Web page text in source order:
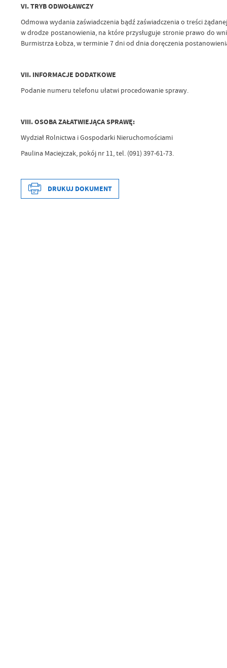
VI.TRYB ODWOŁAWCZY
Odmowa wydania zaświadczenia bądź zaświadczenia o treści
w drodze postanowienia, na które przysługuje stronie prawo do
Burmistrza Łobza, w terminie 7 dni od dnia doręczenia
VII.INFORMACJE DODATKOWE
Podanie numeru telefonu ułatwi procedowanie sprawy.
VIII. OSOBA ZAŁATWIEJĄCA SPRAWĘ:
Wydział Rolnictwa i Gospodarki Nieruchomościami
Paulina Maciejczak, pokój nr 11, tel. (091) 397-61-73.
Data wytworzenia
DRUKUJ DOKUMENT